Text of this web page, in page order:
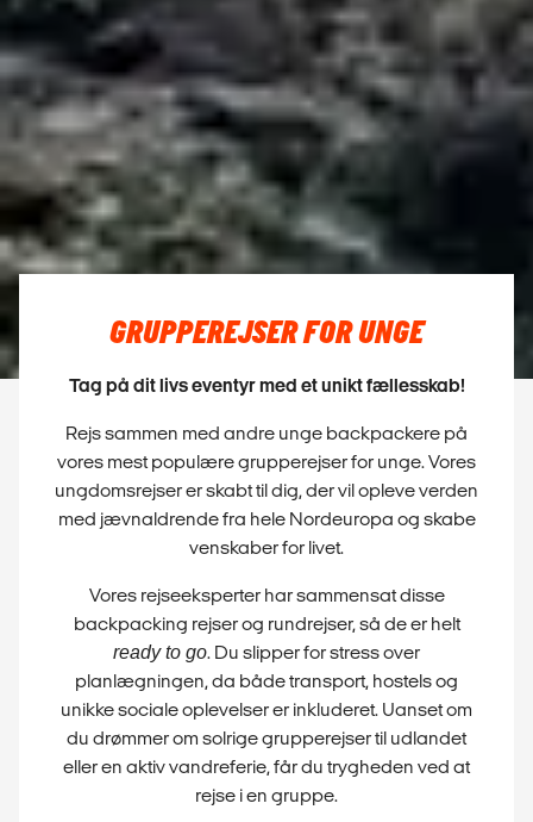
GRUPPEREJSER FOR UNGE
Tag på dit livs eventyr med et unikt fællesskab!
Rejs sammen med andre unge backpackere på
vores mest populære grupperejser for unge. Vores
ungdomsrejser er skabt til dig, der vil opleve verden
med jævnaldrende fra hele Nordeuropa og skabe
venskaber for livet.
Vores rejseeksperter har sammensat disse
backpacking rejser og rundrejser, så de er helt
ready to go. Du slipper for stress over
planlægningen, da både transport, hostels og
unikke sociale oplevelser er inkluderet. Uanset om
du drømmer om solrige grupperejser til udlandet
eller en aktiv vandreferie, får du trygheden ved at
rejse i en gruppe.